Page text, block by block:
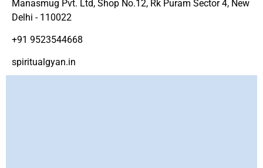
Manasmug Pvt. Ltd, Shop No.12, Rk Puram Sector 4, New
Delhi - 110022
+91 9523544668
spiritualgyan.in